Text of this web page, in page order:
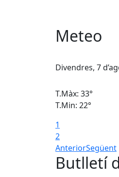
Meteo
Divendres, 7
T.Màx: 33°
T.Min: 22°
1
2
AnteriorSegüent
Butlletí